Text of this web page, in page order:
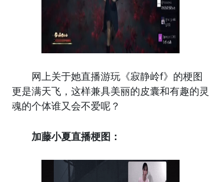
网上关于她直播游玩《寂静岭f》的梗图
更是满天飞，这样兼具美丽的皮囊和有趣的灵
魂的个体谁又会不爱呢？
加藤小夏直播梗图：